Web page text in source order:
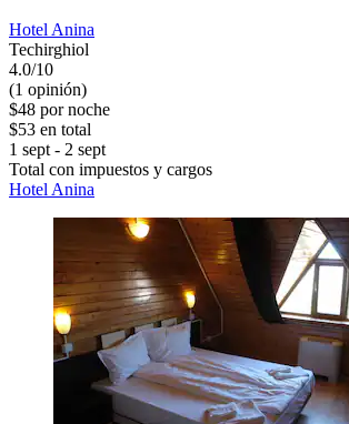
Hotel Anina
Techirghiol
4.0/10
(1 opinión)
$48 por noche
$53 en total
1 sept - 2 sept
Total con impuestos y cargos
Hotel Anina